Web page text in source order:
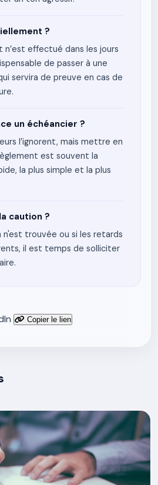
?
n’est effectué dans les jours
de passer à une
servira de preuve en cas de
un échéancier ?
l’ignorent, mais mettre en
est souvent la
la plus simple et la plus
caution ?
n'est trouvée ou si les retards
il est temps de solliciter
Copier le lien